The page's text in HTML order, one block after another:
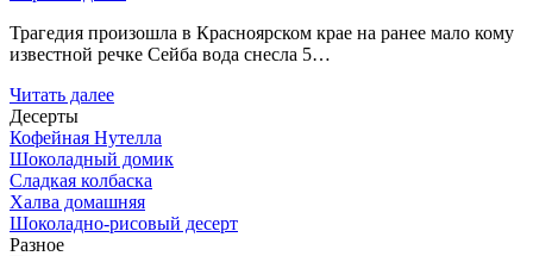
Трагедия произошла в Красноярском крае на ранее мало кому
известной речке Сейба вода снесла 5…
Читать далее
Десерты
Кофейная Нутелла
Шоколадный домик
Сладкая колбаска
Халва домашняя
Шоколадно-рисовый десерт
Разное